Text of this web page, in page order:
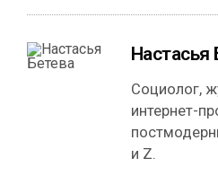
Настасья
Социолог,
интернет-
и Z.